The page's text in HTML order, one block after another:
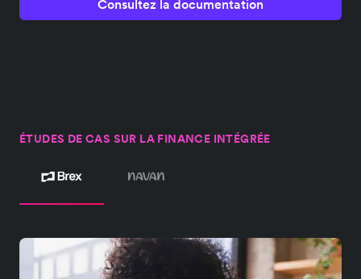
Consultez la documentation
ÉTUDES DE CAS SUR LA FINANCE INTÉGRÉE